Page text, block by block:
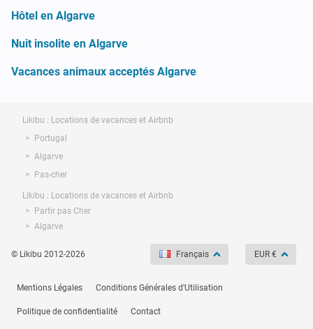
Hôtel en Algarve
Nuit insolite en Algarve
Vacances animaux acceptés Algarve
Likibu : Locations de vacances et Airbnb
Portugal
Algarve
Pas-cher
Likibu : Locations de vacances et Airbnb
Partir pas Cher
Algarve
© Likibu 2012-2026 Français EUR €
Mentions Légales Conditions Générales d'Utilisation
Politique de confidentialité Contact